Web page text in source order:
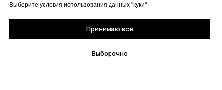
Выберите условия использования данных "куки"
Принимаю всё
Выборочно